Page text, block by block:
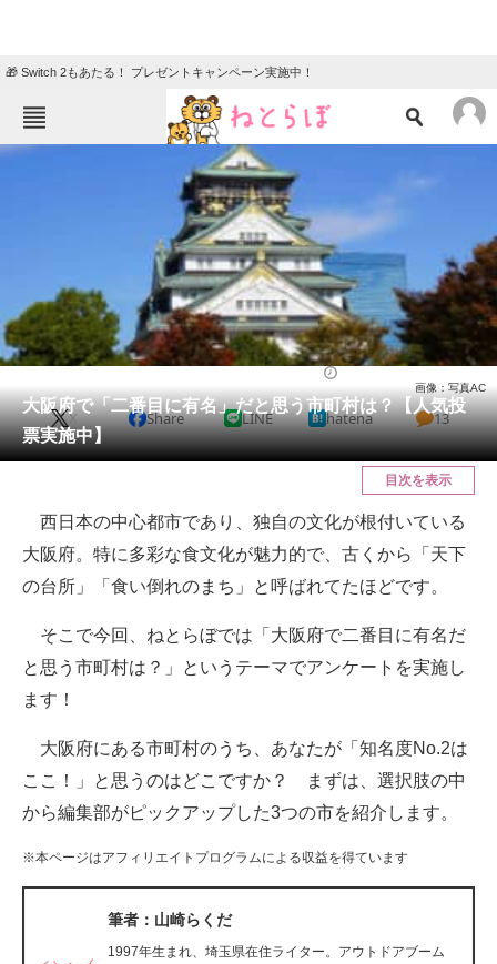
🎁 Switch 2もあたる！ プレゼントキャンペーン実施中！
ねとらぼメニュー
ニュース
クイズ
地域
住まい 教育・育児
動物 リサーチ
会員記事
メディア
ITの今と未来を見通す
スマホと通信の最新トレンド
進化するPCとデバイスの未来
AI活用のいまが分かる
マーケ×ITの今がよく分かる
大阪府で「二番目に有名」だと思う市町村は？【人気投
票実施中】
画像：写真AC
X Share LINE hatena 13
目次を表示
西日本の中心都市であり、独自の文化が根付いている
大阪府。特に多彩な食文化が魅力的で、古くから「天下
の台所」「食い倒れのまち」と呼ばれてたほどです。
そこで今回、ねとらぼでは「大阪府で二番目に有名だ
と思う市町村は？」というテーマでアンケートを実施し
ます！
大阪府にある市町村のうち、あなたが「知名度No.2は
ここ！」と思うのはどこですか？ まずは、選択肢の中
から編集部がピックアップした3つの市を紹介します。
※本ページはアフィリエイトプログラムによる収益を得ています
筆者：山崎らくだ
1997年生まれ、埼玉県在住ライター。アウトドアブーム